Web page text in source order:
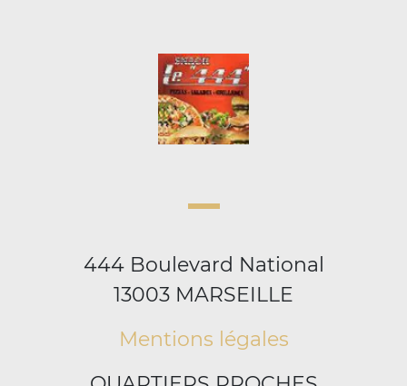
444 Boulevard National
13003 MARSEILLE
Mentions légales